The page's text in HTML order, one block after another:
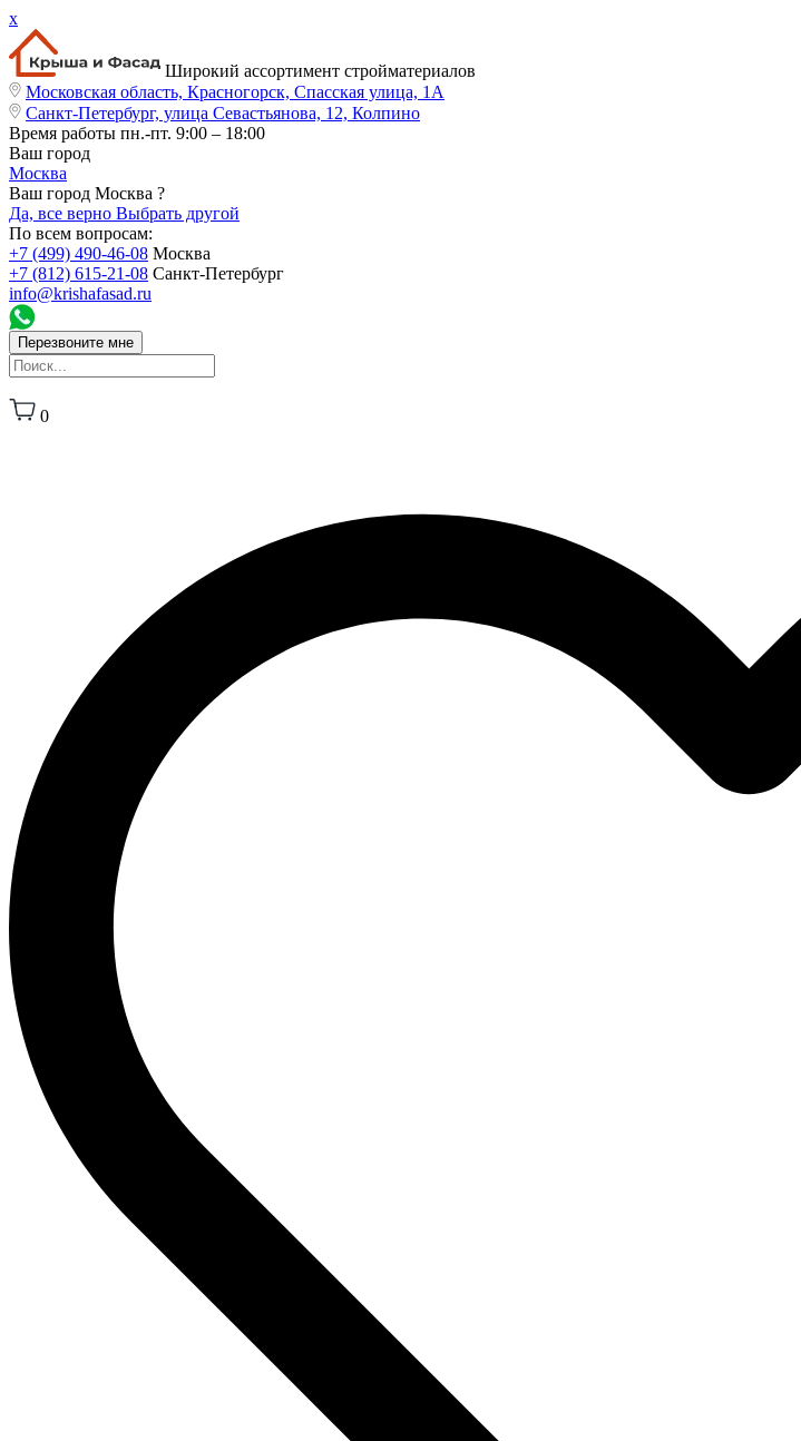
x
Широкий ассортимент стройматериалов
Московская область, Красногорск, Спасская улица, 1А
Санкт-Петербург, улица Севастьянова, 12, Колпино
Время работы пн.-пт. 9:00 – 18:00
Ваш город
Москва
Ваш город Москва ?
Да, все верно Выбрать другой
По всем вопросам:
+7 (499) 490-46-08 Москва
+7 (812) 615-21-08 Санкт-Петербург
info@krishafasad.ru
Перезвоните мне
0